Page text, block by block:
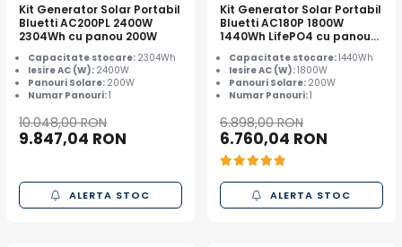
Kit Generator Solar Portabil
Bluetti AC200PL 2400W
2304Wh cu panou 200W
Capacitate stocare: 2304Wh
Iesire AC (W): 2400W
Panouri Solare: 200W
Numar Panouri:1
10.048,00 RON
9.847,04 RON
ALERTA STOC
Kit Generator Solar Portabil
Bluetti AC180P 1800W
1440Wh LifePO4 cu panou
Capacitate stocare:1440Wh
Iesire AC (W):1800W
Panouri Solare: 200W
Numar Panouri:1
6.898,00 RON
6.760,04 RON
ALERTA STOC